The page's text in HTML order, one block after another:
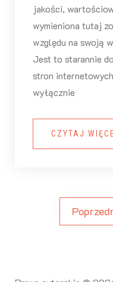
jakości,
wymieniona tutaj
względu na swoją
Jest to starannie
stron
wyłącznie
CZYTAJ